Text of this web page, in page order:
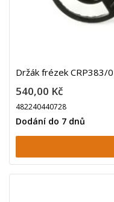
Držák frézek CRP383/
540,00 Kč
482240440728
Dodání do 7 dnů